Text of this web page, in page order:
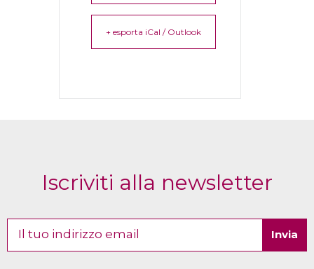
+ esporta iCal / Outlook
Iscriviti alla newsletter